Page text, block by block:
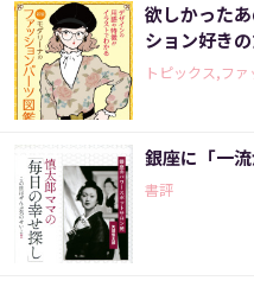
欲しかった
ション好き
トピックス,フ
銀座に「一
書評